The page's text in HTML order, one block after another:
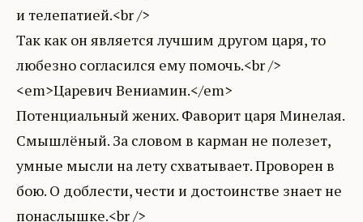
и телепатией.<br />
Так как он является лучшим другом царя, то
любезно согласился ему помочь.<br />
<em>Царевич Вениамин.</em>
Потенциальный жених. Фаворит царя Минелая.
Смышлёный. За словом в карман не полезет,
умные мысли на лету схватывает. Проворен в
бою. О доблести, чести и достоинстве знает не
понаслышке.<br />